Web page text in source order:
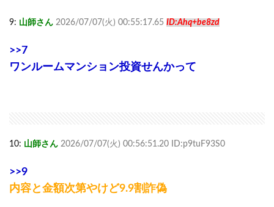
9: 山師さん 2026/07/07(火) 00:55:17.65 ID:Ahq+be8zd
>>7
ワンルームマンション投資せんかって
10: 山師さん 2026/07/07(火) 00:56:51.20 ID:p9tuF93S0
>>9
内容と金額次第やけど9.9割詐偽